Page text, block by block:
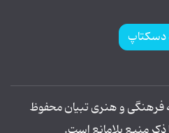
و هنری تبیان محفوظ